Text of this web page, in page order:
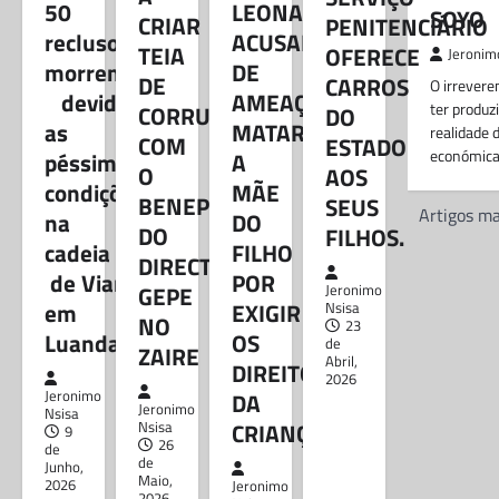
SOYO
O
ter
realidade
Artigos
Jeronimo Nsisa
9 de Junho,
2026
Segundo apuramos, devido as
péssimas condições dos reclusos
em Angola, no período de 2022
a 2024, registou-se a morte de…
BLOG
GOVERNADOR VOLTA
A CRIAR TEIA DE
CORRUPÇÃO COM O
BENEPLÁCITO DO
DIRECTOR GEPE NO
ZAIRE
Jeronimo Nsisa
26 de Maio,
2026
Segundo apurou a NSISA
REFLEXÕES, cresce o nível de
descontentamento generalizado
50
reclusos
morrem
devido
as
péssimas
condições
na
cadeia
de Viana
em
Luanda
Jeronimo
Nsisa
9
de
Junho,
2026
CRIAR
TEIA
DE
CORRUPÇÃO
COM
O
BENEPLÁCITO
DO
DIRECTOR
GEPE
NO
ZAIRE
Jeronimo
Nsisa
26
de
Maio,
LEONARDO
ACUSADO
DE
AMEAÇAR
MATAR
A
MÃE
DO
FILHO
POR
EXIGIR
OS
DIREITOS
DA
CRIANÇA
Jeronimo
PENITENCIÁRIO
OFERECE
CARROS
DO
ESTADO
AOS
SEUS
FILHOS.
Jeronimo
Nsisa
23
de
Abril,
2026